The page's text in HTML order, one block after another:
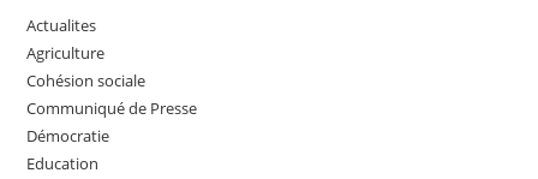
Actualites
Agriculture
Cohésion sociale
Communiqué de Presse
Démocratie
Education